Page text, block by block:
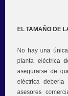
EL TAMAÑO DE
No hay una
planta eléctrica
asegurarse de
eléctrica
asesores